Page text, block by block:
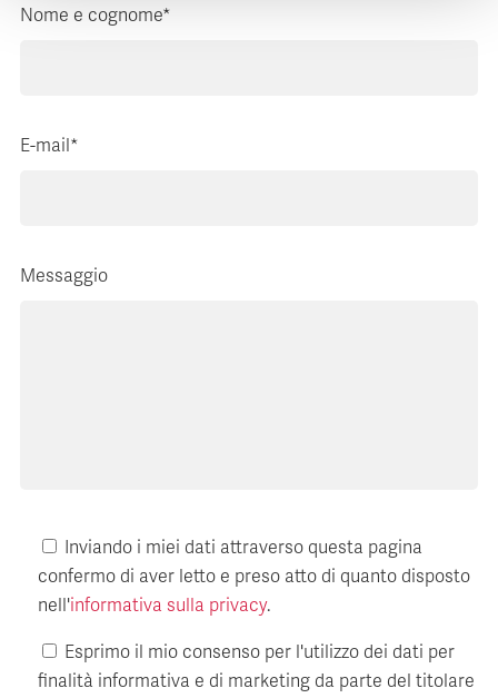
Nome e cognome*
E-mail*
Messaggio
Inviando i miei dati attraverso questa pagina
confermo di aver letto e preso atto di quanto disposto
nell'informativa sulla privacy.
Esprimo il mio consenso per l'utilizzo dei dati per
finalità informativa e di marketing da parte del titolare